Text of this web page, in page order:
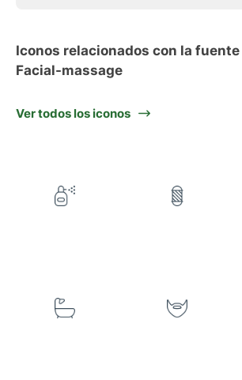
Iconos relacionados con la
Facial-massage
Ver todos los iconos